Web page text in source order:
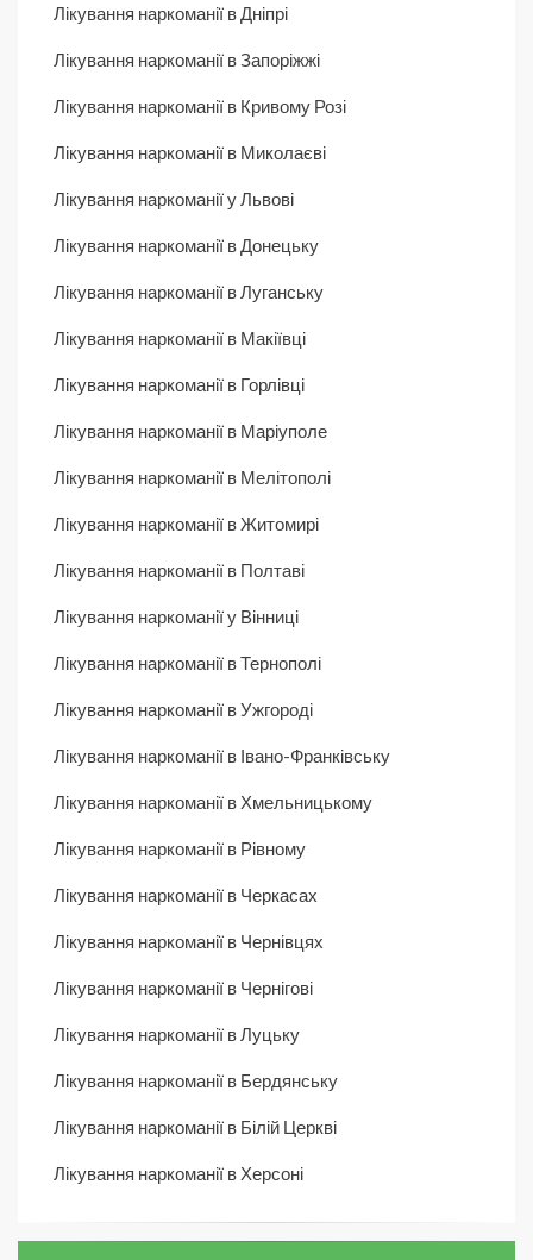
Лікування наркоманії в Дніпрі
Лікування наркоманії в Запоріжжі
Лікування наркоманії в Кривому Розі
Лікування наркоманії в Миколаєві
Лікування наркоманії у Львові
Лікування наркоманії в Донецьку
Лікування наркоманії в Луганську
Лікування наркоманії в Макіївці
Лікування наркоманії в Горлівці
Лікування наркоманії в Маріуполе
Лікування наркоманії в Мелітополі
Лікування наркоманії в Житомирі
Лікування наркоманії в Полтаві
Лікування наркоманії у Вінниці
Лікування наркоманії в Тернополі
Лікування наркоманії в Ужгороді
Лікування наркоманії в Івано-Франківську
Лікування наркоманії в Хмельницькому
Лікування наркоманії в Рівному
Лікування наркоманії в Черкасах
Лікування наркоманії в Чернівцях
Лікування наркоманії в Чернігові
Лікування наркоманії в Луцьку
Лікування наркоманії в Бердянську
Лікування наркоманії в Білій Церкві
Лікування наркоманії в Херсоні